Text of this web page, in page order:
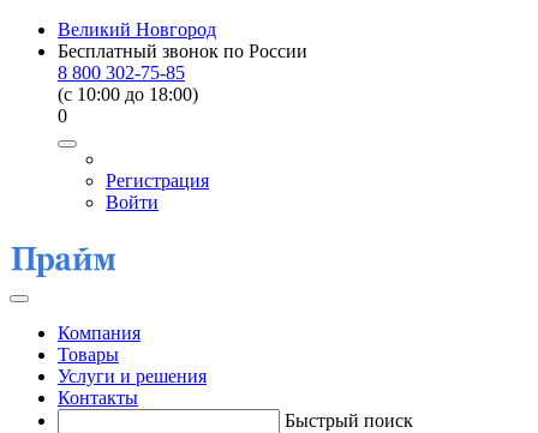
Великий Новгород
Бесплатный звонок по России
8 800 302-75-85
(c 10:00 до 18:00)
0
Регистрация
Войти
Компания
Товары
Услуги и решения
Контакты
Быстрый поиск